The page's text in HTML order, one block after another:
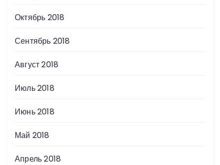
Октябрь 2018
Сентябрь 2018
Август 2018
Июль 2018
Июнь 2018
Май 2018
Апрель 2018